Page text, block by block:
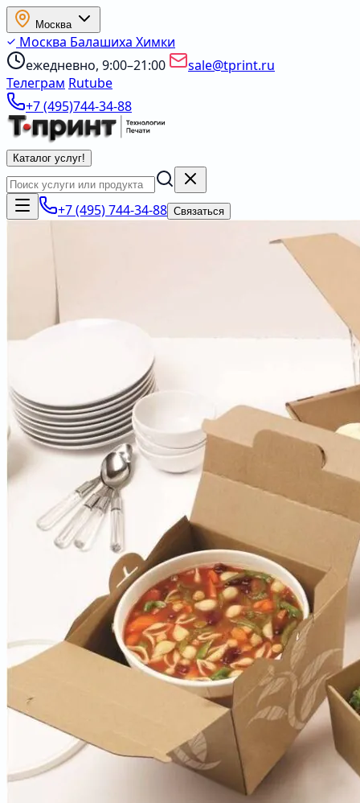
Москва
Москва Балашиха Химки
ежедневно, 9:00–21:00
sale@tprint.ru
Телеграм Rutube
+7 (495)744-34-88
Каталог услуг!
+7 (495) 744-34-88 Связаться